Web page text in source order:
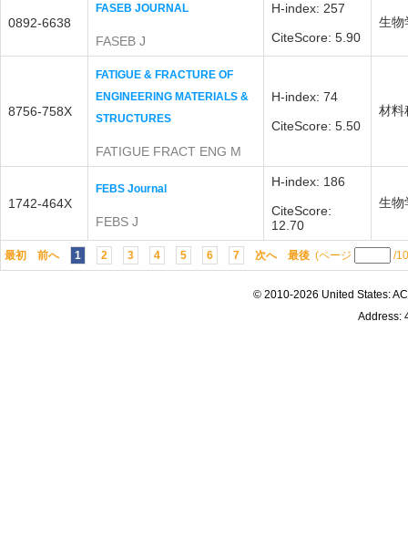
0892-6638
FASEB JOURNAL
FASEB J
H-index: 257
CiteScore: 5.90
生物
8756-758X
FATIGUE & FRACTURE OF
ENGINEERING MATERIALS &
STRUCTURES
FATIGUE FRACT ENG M
H-index: 74
CiteScore: 5.50
材料
1742-464X
FEBS Journal
FEBS J
H-index: 186
CiteScore:
12.70
生物
最初 前へ 1 2 3 4 5 6 7 次へ 最後 (ページ /
© 2010-2026 United States:
Address: